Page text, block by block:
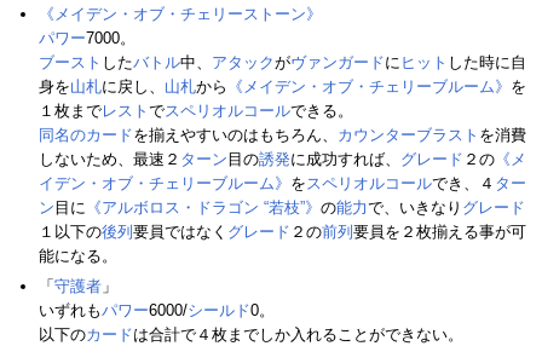
《メイデン・オブ・チェリーストーン》
パワー7000。
ブースト したバトル中、 アタックがヴァンガードに ヒット した時に自
身を山札に戻し、 山札から 《メイデン・オブ・チェリーブルーム》 を
１枚までレスト でスペリオルコールできる。
同名のカードを揃えやすいのはもちろん、 カウンターブラスト を消費
しないため、最速２ ターン 目の誘発に成功すれば、 グレード ２の 《メ
イデン・オブ・チェリーブルーム》 をスペリオルコールでき、４ ター
ン 目に 《アルボロス・ドラゴン “若枝”》 の能力で、いきなり グレード
１以下の後列 要員ではなく グレード ２の前列 要員を２枚揃える事が可
能になる。
「 守護者 」
いずれもパワー6000/シールド0。
以下のカードは合計で４枚までしか入れることができない。